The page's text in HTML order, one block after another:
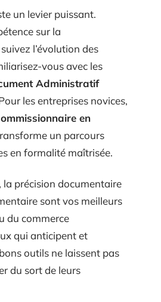
un levier puissant.
sur la
l’évolution des
vous avec les
Administratif
les entreprises novices,
en
un parcours
en formalité maîtrisée.
la précision documentaire
sont vos meilleurs
du commerce
qui anticipent et
outils ne laissent pas
du sort de leurs